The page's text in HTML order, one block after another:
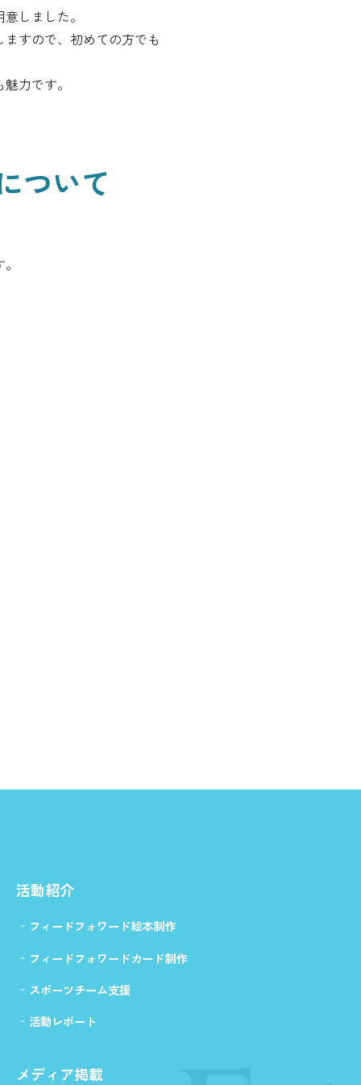
しました。
すので、初めての方でも
力です。
ついて
活動紹介
フィードフォワード絵本制作
フィードフォワードカード制作
スポーツチーム支援
活動レポート
メディア掲載